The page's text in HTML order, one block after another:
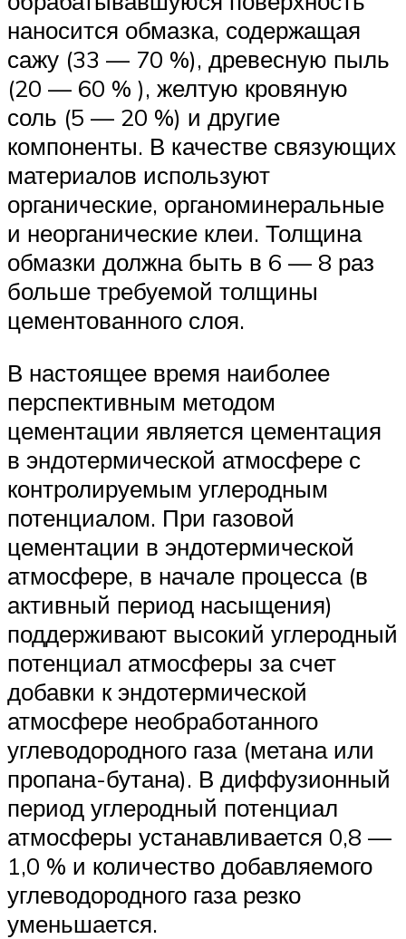
наносится обмазка, содержащая
сажу (33 — 70 %), древесную пыль
(20 — 60 % ), желтую кровяную
соль (5 — 20 %) и другие
компоненты. В качестве связующих
материалов используют
органические, органоминеральные
и неорганические клеи. Толщина
обмазки должна быть в 6 — 8 раз
больше требуемой толщины
цементованного слоя.
В настоящее время наиболее
перспективным методом
цементации является цементация
в эндотермической атмосфере с
контролируемым углеродным
потенциалом. При газовой
цементации в эндотермической
атмосфере, в начале процесса (в
активный период насыщения)
поддерживают высокий углеродный
потенциал атмосферы за счет
добавки к эндотермической
атмосфере необработанного
углеводородного газа (метана или
пропана-бутана). В диффузионный
период углеродный потенциал
атмосферы устанавливается 0,8 —
1,0 % и количество добавляемого
углеводородного газа резко
уменьшается.